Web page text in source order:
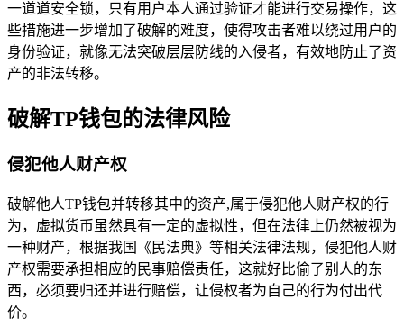
一道道安全锁，只有用户本人通过验证才能进行交易操作，这
些措施进一步增加了破解的难度，使得攻击者难以绕过用户的
身份验证，就像无法突破层层防线的入侵者，有效地防止了资
产的非法转移。
破解TP钱包的法律风险
侵犯他人财产权
破解他人TP钱包并转移其中的资产,属于侵犯他人财产权的行
为，虚拟货币虽然具有一定的虚拟性，但在法律上仍然被视为
一种财产，根据我国《民法典》等相关法律法规，侵犯他人财
产权需要承担相应的民事赔偿责任，这就好比偷了别人的东
西，必须要归还并进行赔偿，让侵权者为自己的行为付出代
价。